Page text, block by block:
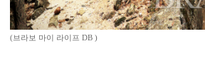
(브라보 마이 라이프 DB )